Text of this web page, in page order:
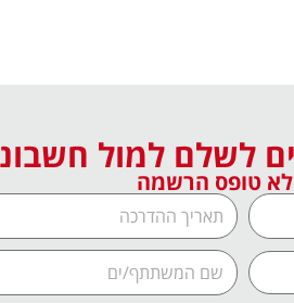
לשלם למול
טופס הרשמה